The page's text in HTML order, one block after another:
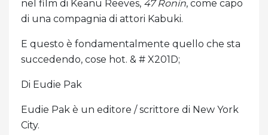
nel film di Keanu Reeves, 47 Ronin, come capo
di una compagnia di attori Kabuki.
E questo è fondamentalmente quello che sta
succedendo, cose hot. & # X201D;
Di Eudie Pak
Eudie Pak è un editore / scrittore di New York
City.